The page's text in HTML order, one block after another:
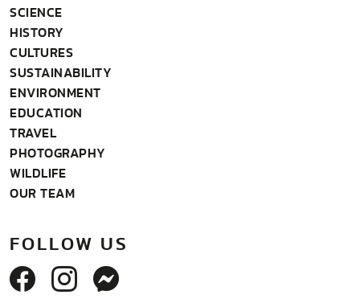
SCIENCE
HISTORY
CULTURES
SUSTAINABILITY
ENVIRONMENT
EDUCATION
TRAVEL
PHOTOGRAPHY
WILDLIFE
OUR TEAM
FOLLOW US